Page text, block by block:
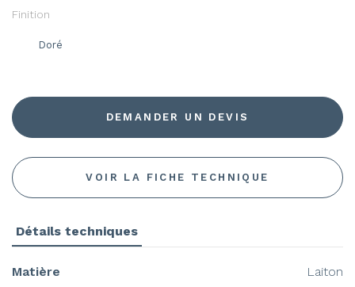
Finition
Doré
DEMANDER UN DEVIS
VOIR LA FICHE TECHNIQUE
Détails techniques
Matière
Laiton